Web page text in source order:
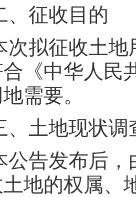
征收目的
征收土地用
《中华人民
需要。
地现状调
发布后，由
地的权属、